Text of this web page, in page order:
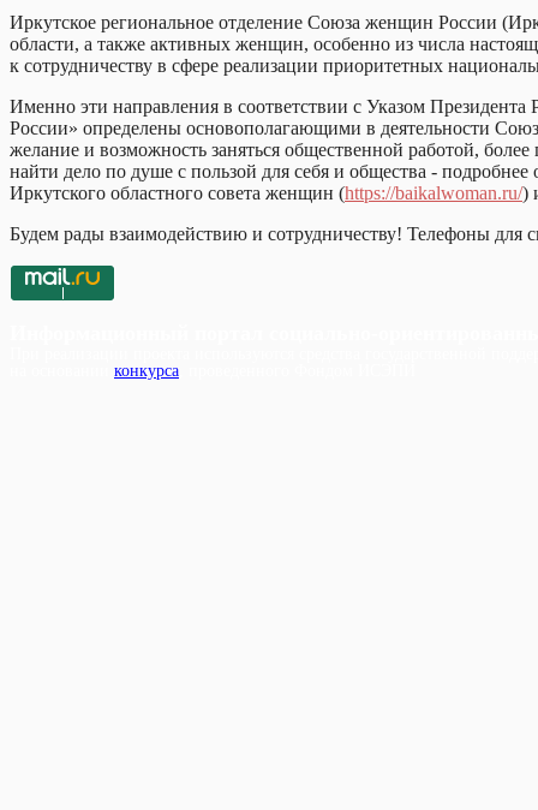
Иркутское региональное отделение Союза женщин России
области, а также активных женщин, особенно из числа
к сотрудничеству в сфере реализации приоритетных
Именно эти направления в соответствии с Указом
России» определены основополагающими в деятельности
желание и возможность заняться общественной работой,
найти дело по душе с пользой для себя и общества -
Иркутского областного совета женщин (https://baikalwoman.ru/)
Будем рады взаимодействию и сотрудничеству! Телефоны для
конкурса